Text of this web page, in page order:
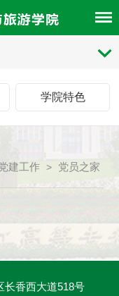
学院特色
建工作 > 党员之家
长香西大道518号